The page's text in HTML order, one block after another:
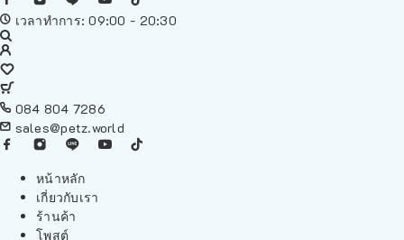
เวลาทำการ: 09:00 - 20:30
084 804 7286
sales@petz.world
หน้าหลัก
เกี่ยวกับเรา
ร้านค้า
โพสต์